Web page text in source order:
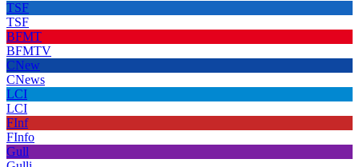
TSF
TSF
BFMT
BFMTV
CNew
CNews
LCI
LCI
FInf
FInfo
Gull